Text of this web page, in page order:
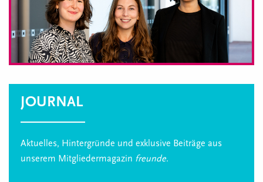
JOURNAL
Aktuelles, Hintergründe und exklusive Beiträge aus
unserem Mitgliedermagazin freunde.